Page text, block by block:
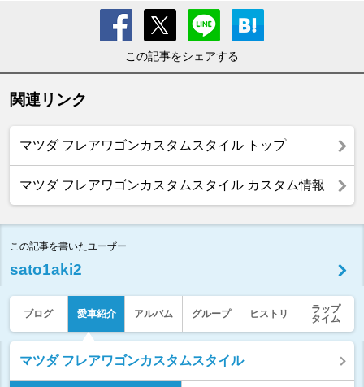
この記事をシェアする
関連リンク
マツダ フレアワゴンカスタムスタイル トップ
マツダ フレアワゴンカスタムスタイル カスタム情報
この記事を書いたユーザー
sato1aki2
ブログ 愛車紹介 アルバム グループ ヒストリ
ラップ
タイム
マツダ フレアワゴンカスタムスタイル